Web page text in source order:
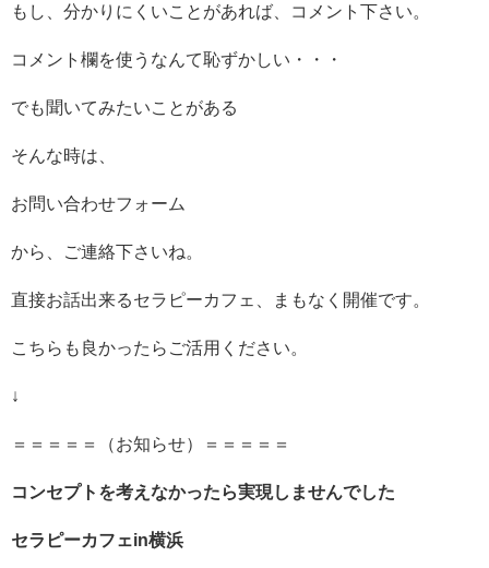
もし、分かりにくいことがあれば、コメント下さい。
コメント欄を使うなんて恥ずかしい・・・
でも聞いてみたいことがある
そんな時は、
お問い合わせフォーム
から、ご連絡下さいね。
直接お話出来るセラピーカフェ、まもなく開催です。
こちらも良かったらご活用ください。
↓
＝＝＝＝＝（お知らせ）＝＝＝＝＝
コンセプトを考えなかったら実現しませんでした
セラピーカフェin横浜